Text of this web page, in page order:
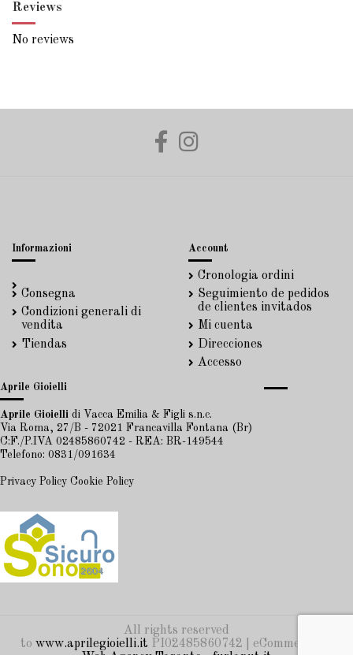
Reviews
No reviews
Informazioni
Consegna
Condizioni generali di
vendita
Tiendas
Account
Cronologia ordini
Seguimiento de pedidos
de clientes invitados
Mi cuenta
Direcciones
Accesso
Aprile Gioielli
Aprile Gioielli di Vacca Emilia & Figli s.n.c.
Via Roma, 27/B - 72021 Francavilla Fontana (Br)
C:F./P.IVA 02485860742 - REA: BR-149544
Telefono: 0831/091634
Privacy Policy Cookie Policy
All rights reserved
to www.aprilegioielli.it PI02485860742 | eCommerce by